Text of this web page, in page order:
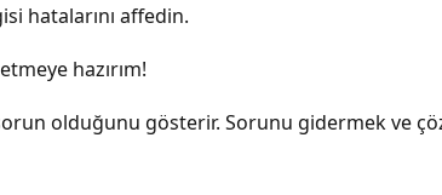
hatalarını affedin.
hazırım!
olduğunu gösterir. Sorunu gidermek ve